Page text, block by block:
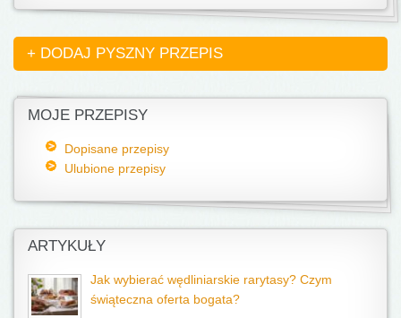
+ DODAJ PYSZNY PRZEPIS
MOJE PRZEPISY
Dopisane przepisy
Ulubione przepisy
ARTYKUŁY
Jak wybierać wędliniarskie rarytasy? Czym
świąteczna oferta bogata?